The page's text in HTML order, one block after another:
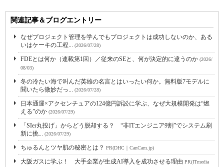
関連記事＆ブログエントリー
なぜプロジェクト管理を学んでもプロジェクトは成功しないのか、ある
いはケーキの工程... (2026/07/28)
FDEとは何か（連載第1回）／従来のSEと、何が決定的に違うのか (2026/
08/03)
冬の冷たい海で叫んだ英雄の名言とはいったい何か。無料版7モデルに
聞いたら微妙だっ... (2026/07/28)
日本通運×アクセンチュアの124億円訴訟に学ぶ、なぜ大規模開発は“燃
える”のか (2026/07/29)
「SIer丸投げ」からどう脱却する？ “非ITエンジニア9割”でシステム刷
新に挑... (2026/07/29)
ちゅるんとツヤ肌の秘密とは？ PR(DHC｜CanCam.jp)
大阪ガスに学ぶ！ 大手企業が生成AI導入を成功させる理由 PR(ITmedia